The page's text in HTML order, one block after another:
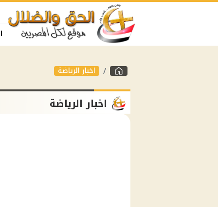
اخبار الرياضة
اخبار الرياضة